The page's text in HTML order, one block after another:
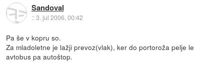
Sandoval
::3. jul 2006, 00:42
Pa še v kopru so.
Za mladoletne je lažji prevoz(vlak), ker do portoroža pelje le
avtobus pa autoštop.